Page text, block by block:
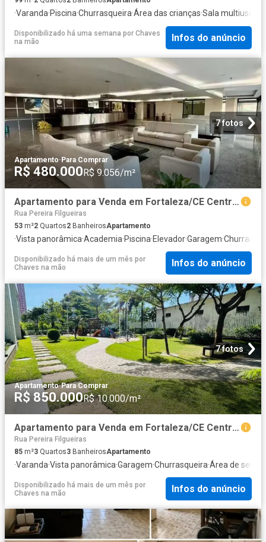
·Varanda·Piscina·Churrasqueira·Área das crianças·Sala multiuso
Disponibilizado há uma semana por Chaves
na mão
Infos do anúncio
7 fotos
Apartamento· Para Comprar
R$ 480.000 R$ 9.056/m²
Apartamento para Venda em Fortaleza/CE Centro 2 Quartos
Rua Pereira Filgueiras
53 m²2 Quartos2 BanheirosApartamento
·Vista panorâmica·Academia·Piscina·Elevador·Garagem·
Disponibilizado há mais de um mês por
Chaves na mão
Infos do anúncio
7 fotos
Apartamento·Para Comprar
R$ 850.000R$ 10.000/m²
Apartamento para Venda em Fortaleza/CE Centro 3 Quartos
Rua Pereira Filgueiras
85 m²3 Quartos3 BanheirosApartamento
·Varanda·Vista panorâmica·Garagem·Churrasqueira·Área de
Disponibilizado há mais de um mês por
Chaves na mão
Infos do anúncio